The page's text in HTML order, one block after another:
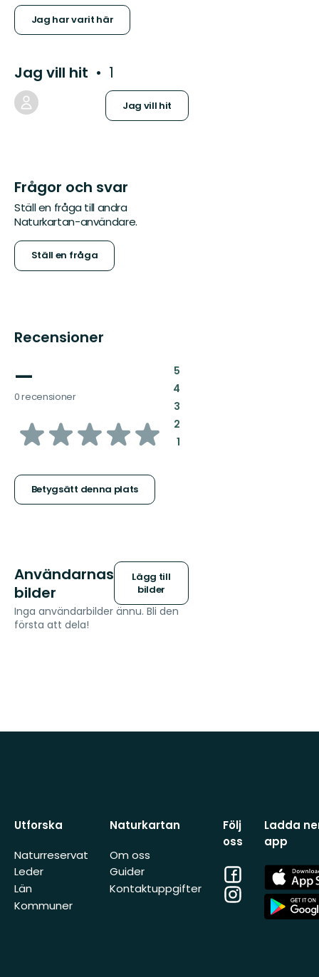
Jag har varit här
Jag vill hit 1
Jag vill hit
Frågor och svar
Ställ en fråga till andra
Naturkartan-användare.
Ställ en fråga
Recensioner
—
0 recensioner
av
stjärnor
Betygsätt denna plats
5:
4:
3:
2:
1:
Användarnas
bilder
Lägg till
bilder
Inga användarbilder ännu. Bli den
första att dela!
Utforska
Naturreservat
Leder
Län
Kommuner
Naturkartan
Om oss
Guider
Kontaktuppgifter
Följ
oss
Facebook
Instagram
Ladda
app
App
Store
App
Store